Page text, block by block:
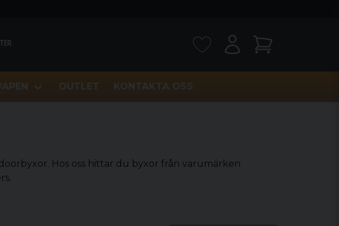
OUTLET KONTAKTA OSS
Hos oss hittar du byxor från varumärken